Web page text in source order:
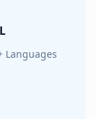
Languages